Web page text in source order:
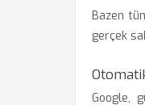
Bazen
gerçek
Google,